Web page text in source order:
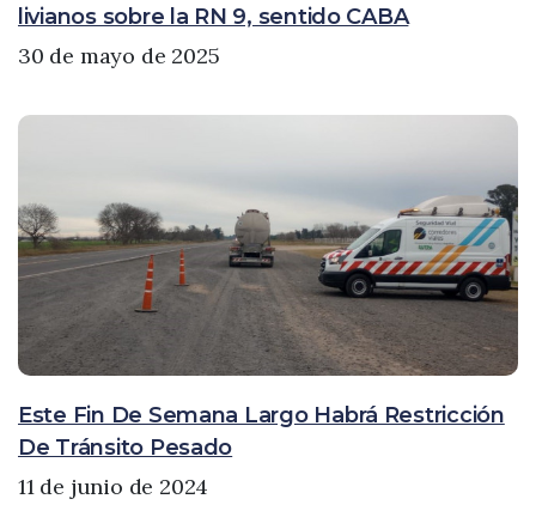
livianos sobre la RN 9, sentido CABA
30 de mayo de 2025
Este Fin De Semana Largo Habrá Restricción
De Tránsito Pesado
11 de junio de 2024